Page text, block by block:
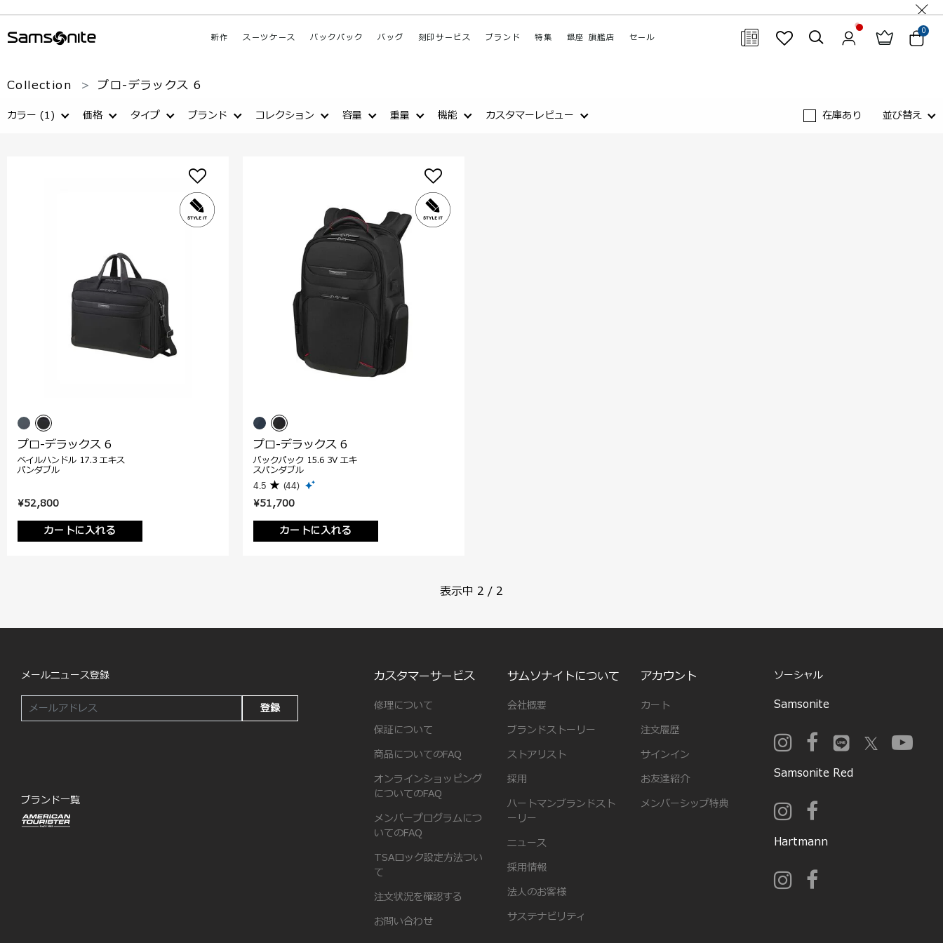
新作 スーツケース バックパック バッグ 刻印サービス ブランド 特集 銀座 旗艦店 セール
0
Collection プロ-デラックス 6
カラー (1) 価格 タイプ ブランド コレクション 容量 重量 機能 カスタマーレビュー 在庫あり 並び替え
¥52,800
カートに入れる
プロ-デラックス 6
ベイルハンドル 17.3 エキス
パンダブル
¥51,700
カートに入れる
プロ-デラックス 6
バックパック 15.6 3V エキ
スパンダブル
4.5 (44)
表示中 2 / 2
メールニュース登録
登録
ブランド一覧
カスタマーサービス
修理について
保証について
商品についてのFAQ
オンラインショッピング
についてのFAQ
メンバープログラムにつ
いてのFAQ
TSAロック設定方法つい
て
注文状況を確認する
お問い合わせ
サムソナイトについて
会社概要
ブランドストーリー
ストアリスト
採用
ハートマンブランドスト
ーリー
ニュース
採用情報
法人のお客様
サステナビリティ
アカウント
カート
注文履歴
サインイン
お友達紹介
メンバーシップ特典
ソーシャル
Samsonite
Samsonite Red
Hartmann